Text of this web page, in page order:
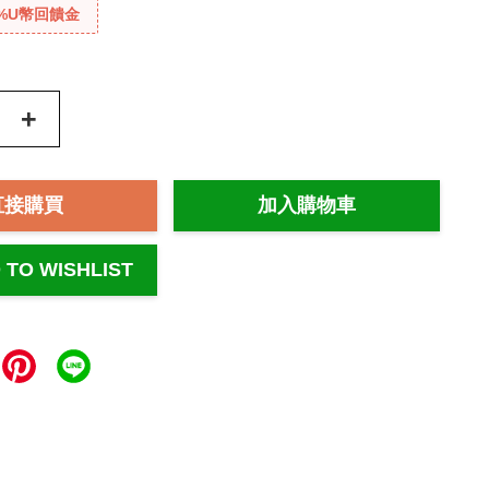
幣回饋金
+
接購買 加入購物車
TO WISHLIST